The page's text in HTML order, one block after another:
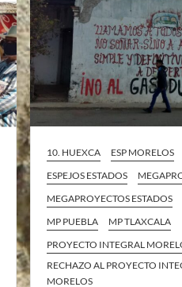
10. HUEXCA ESP MORELOS
ESPEJOS ESTADOS
MEGAPROYECTOS ESTADOS
MP PUEBLA
MP TLAXCALA
PROYECTO INTEGRAL
RECHAZO AL PROYECTO
MORELOS